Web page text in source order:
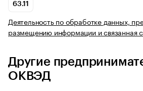
63.11
Деятельность по обработке данных,
размещению информации и связанная
Другие
ОКВЭД